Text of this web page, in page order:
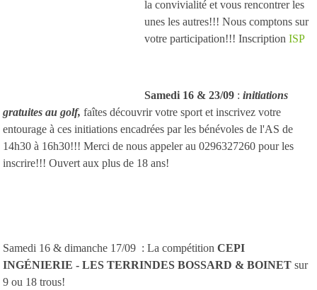
la convivialité et vous rencontrer les
unes les autres!!! Nous comptons sur
votre participation!!! Inscription ISP
Samedi 16 & 23/09 : initiations
gratuites au golf, faîtes découvrir votre sport et inscrivez votre
entourage à ces initiations encadrées par les bénévoles de l'AS de
14h30 à 16h30!!! Merci de nous appeler au 0296327260 pour les
inscrire!!! Ouvert aux plus de 18 ans!
Samedi 16 & dimanche 17/09 : La compétition CEPI
INGÉNIERIE - LES TERRINDES BOSSARD & BOINET sur
9 ou 18 trous!